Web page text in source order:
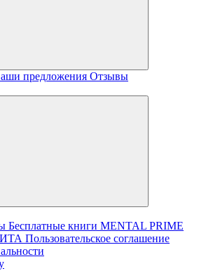
предложения Отзывы
Бесплатные книги MENTAL PRIME
Пользовательское соглашение